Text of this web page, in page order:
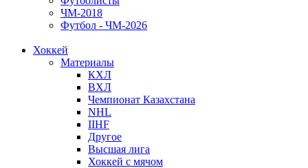
ЧМ-2018
Футбол - ЧМ-2026
Хоккей
Материалы
КХЛ
ВХЛ
Чемпионат Казахстана
NHL
IIHF
Другое
Высшая лига
Хоккей с мячом